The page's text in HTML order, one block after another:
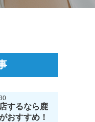
するなら鹿
おすすめ！